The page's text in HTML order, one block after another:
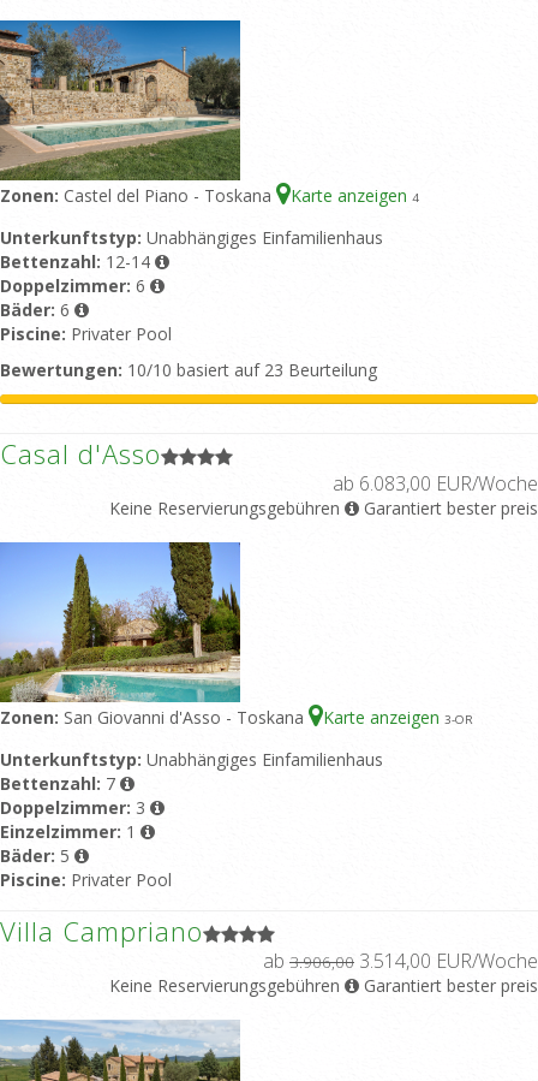
Zonen: Castel del Piano - Toskana Karte anzeigen 4
Unterkunftstyp: Unabhängiges Einfamilienhaus
Bettenzahl: 12-14
Doppelzimmer: 6
Bäder: 6
Piscine: Privater Pool
Bewertungen: 10/10 basiert auf 23 Beurteilung
Casal d'Asso
ab 6.083,00 EUR/Woche
Keine Reservierungsgebühren Garantiert bester preis
Zonen: San Giovanni d'Asso - Toskana Karte anzeigen 3-OR
Unterkunftstyp: Unabhängiges Einfamilienhaus
Bettenzahl: 7
Doppelzimmer: 3
Einzelzimmer: 1
Bäder: 5
Piscine: Privater Pool
Villa Campriano
ab 3.906,00 3.514,00 EUR/Woche
Keine Reservierungsgebühren Garantiert bester preis